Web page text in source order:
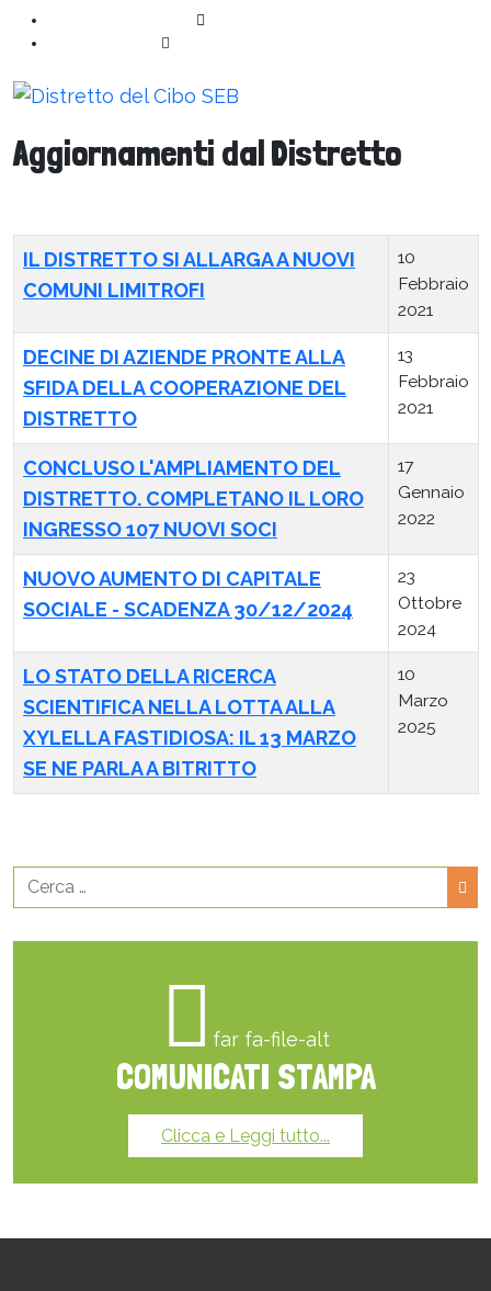
Aggiornamenti dal Distretto
Articoli
Titolo Data pubblicazione
IL DISTRETTO SI ALLARGA A NUOVI
COMUNI LIMITROFI
10
Febbraio
2021
DECINE DI AZIENDE PRONTE ALLA
SFIDA DELLA COOPERAZIONE DEL
DISTRETTO
13
Febbraio
2021
CONCLUSO L'AMPLIAMENTO DEL
DISTRETTO. COMPLETANO IL LORO
INGRESSO 107 NUOVI SOCI
17
Gennaio
2022
NUOVO AUMENTO DI CAPITALE
SOCIALE - SCADENZA 30/12/2024
23
Ottobre
2024
LO STATO DELLA RICERCA
SCIENTIFICA NELLA LOTTA ALLA
XYLELLA FASTIDIOSA: IL 13 MARZO
SE NE PARLA A BITRITTO
10
Marzo
2025
Cerca
far fa-file-alt
COMUNICATI STAMPA
Clicca e Leggi tutto...